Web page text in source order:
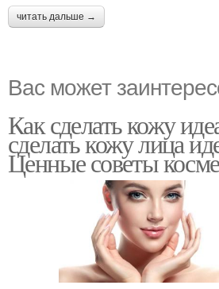
читать дальше →
Вас может
Как сделать кожу
сделать кожу лица
Ценные советы